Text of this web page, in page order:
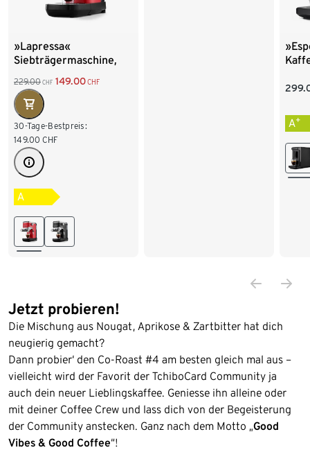
»Lapressa«
Siebträgermaschine,
229.00 CHF 149.00CHF
30-Tage-Bestpreis:
149.00 CHF
A
A+
Jetzt probieren!
Die Mischung aus Nougat, Aprikose & Zartbitter hat dich
neugierig gemacht?
Dann probier‘ den Co-Roast #4 am besten gleich mal aus –
vielleicht wird der Favorit der TchiboCard Community ja
auch dein neuer Lieblingskaffee. Geniesse ihn alleine oder
mit deiner Coffee Crew und lass dich von der Begeisterung
der Community anstecken. Ganz nach dem Motto „Good
Vibes & Good Coffee“!